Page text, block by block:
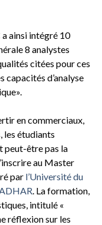
a ainsi intégré 10
8 analystes
citées pour ces
d’analyse
en commerciaux,
les étudiants
peut-être pas la
au Master
par l’Université du
. La formation,
intitulé «
réflexion sur les